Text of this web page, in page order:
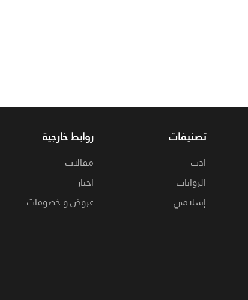
تصنيفات
ادب
الروايات
إسلامي
روابط خارجية
مقالات
اخبار
عروض و خصومات